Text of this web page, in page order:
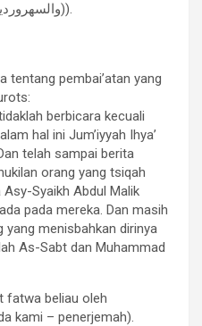
والسهروردية والنقشبندية إلا بعد اختبار ,نعم)).
tentang pembai’atan yang
berbicara kecuali
hal ini Jum’iyyah Ihya’
telah sampai berita
orang yang tsiqah
Syaikh Abdul Malik
pada mereka. Dan masih
yang menisbahkan dirinya
As-Sabt dan Muhammad
fatwa beliau oleh
kami – penerjemah).